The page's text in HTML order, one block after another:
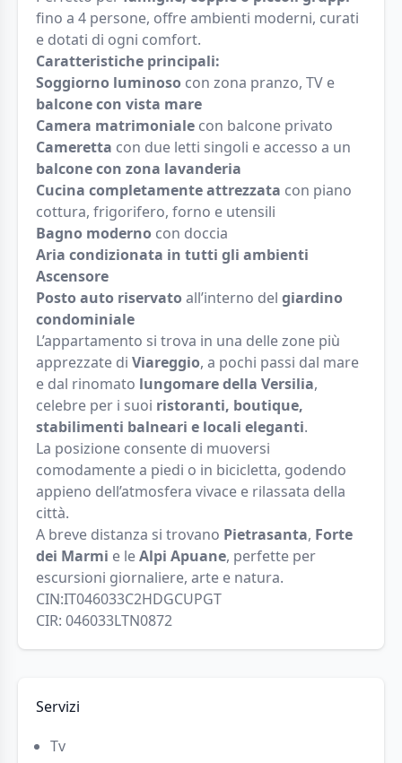
fino a 4 persone, offre ambienti moderni, curati
e dotati di ogni comfort.
Caratteristiche principali:
Soggiorno luminoso con zona pranzo, TV e
balcone con vista mare
Camera matrimoniale con balcone privato
Cameretta con due letti singoli e accesso a un
balcone con zona lavanderia
Cucina completamente attrezzata con piano
cottura, frigorifero, forno e utensili
Bagno moderno con doccia
Aria condizionata in tutti gli ambienti
Ascensore
Posto auto riservatoall’interno del giardino
condominiale
L’appartamento si trova in una delle zone più
apprezzate di Viareggio, a pochi passi dal mare
e dal rinomato lungomare della Versilia,
celebre per i suoi ristoranti, boutique,
stabilimenti balneari e locali eleganti.
La posizione consente di muoversi
comodamente a piedi o in bicicletta, godendo
appieno dell’atmosfera vivace e rilassata della
città.
A breve distanza si trovano Pietrasanta, Forte
dei Marmi e leAlpi Apuane, perfette per
escursioni giornaliere, arte e natura.
CIN:IT046033C2HDGCUPGT
CIR: 046033LTN0872
Servizi
Tv